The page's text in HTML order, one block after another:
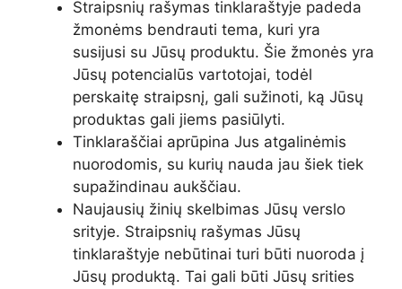
Straipsnių rašymas tinklaraštyje padeda
žmonėms bendrauti tema, kuri yra
susijusi su Jūsų produktu. Šie žmonės yra
Jūsų potencialūs vartotojai, todėl
perskaitę straipsnį, gali sužinoti, ką Jūsų
produktas gali jiems pasiūlyti.
Tinklaraščiai aprūpina Jus atgalinėmis
nuorodomis, su kurių nauda jau šiek tiek
supažindinau aukščiau.
Naujausių žinių skelbimas Jūsų verslo
srityje. Straipsnių rašymas Jūsų
tinklaraštyje nebūtinai turi būti nuoroda į
Jūsų produktą. Tai gali būti Jūsų srities